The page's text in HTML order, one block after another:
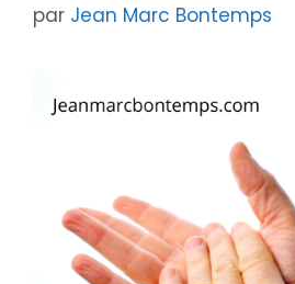
par Jean Marc Bontemps